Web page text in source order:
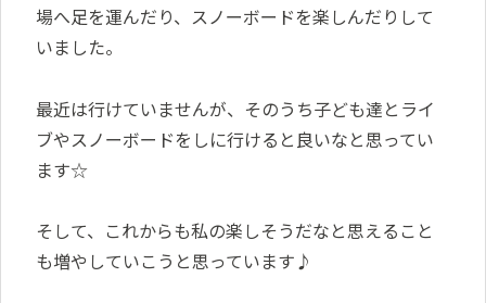
場へ足を運んだり、スノーボードを楽しんだりして
いました。
最近は行けていませんが、そのうち子ども達とライ
ブやスノーボードをしに行けると良いなと思ってい
ます☆
そして、これからも私の楽しそうだなと思えること
も増やしていこうと思っています♪